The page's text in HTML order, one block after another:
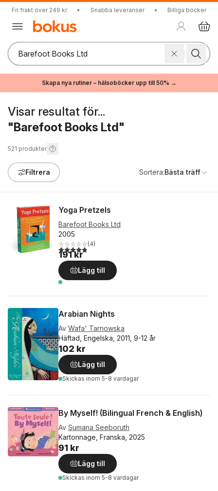
Fri frakt över 249 kr • Snabba leveranser • Billiga böcker
Skapa nya rutiner – hälsoböcker upp till 50% →
Visar resultat för...
"Barefoot Books Ltd"
521 produkter
Filtrera Sortera:Bästa träff
Yoga Pretzels
Barefoot Books Ltd
2005
4,8utav 5 stjärnor. Totalt antal röster:
(4)
191 kr
Lägg till
Arabian Nights
Av Wafa' Tarnowska
Häftad, Engelska, 2011, 9-12 år
102 kr
Lägg till
Skickas inom 5-8 vardagar
By Myself! (Bilingual French & English)
Av Sumana Seeboruth
Kartonnage, Franska, 2025
91 kr
Lägg till
Skickas inom 5-8 vardagar